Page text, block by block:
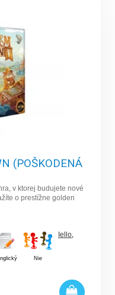
(POŠKODENÁ
v ktorej budujete nové
o prestížne golden
Nie
Iello